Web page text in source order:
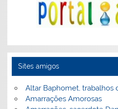
Sites amigos
Altar Baphomet, trabalhos
Amarrações Amorosas